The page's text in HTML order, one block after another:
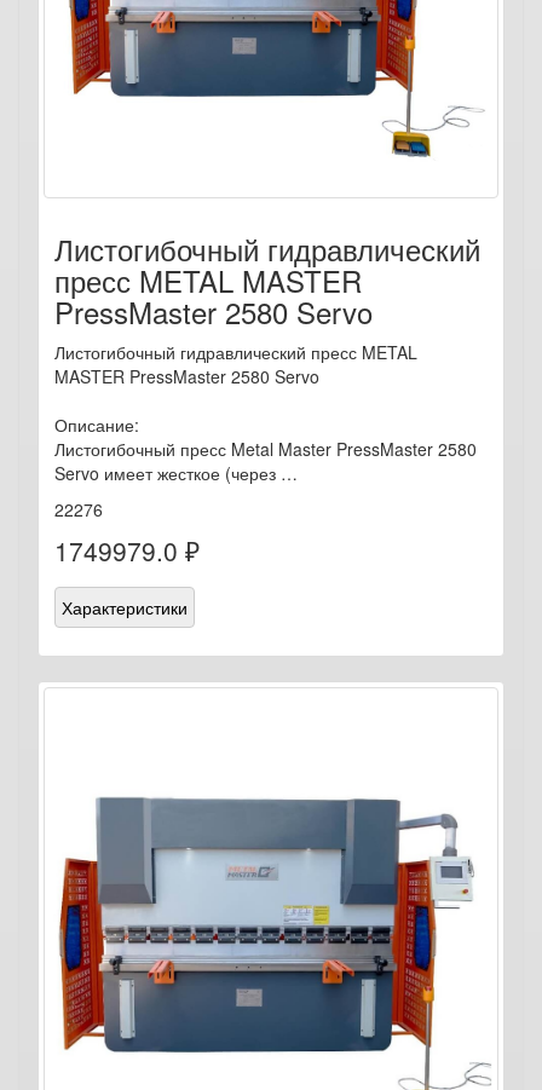
Листогибочный гидравлический
пресс METAL MASTER
PressMaster 2580 Servo
Листогибочный гидравлический пресс METAL
MASTER PressMaster 2580 Servo
Описание:
Листогибочный пресс Metal Master PressMaster 2580
Servo имеет жесткое (через …
22276
1749979.0 ₽
Характеристики